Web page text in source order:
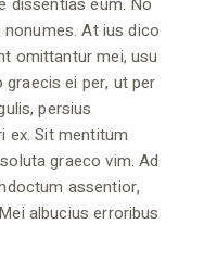
At ius dico
omittantur mei, usu
ei per, ut per
persius
ex. Sit mentitum
graeco vim. Ad
assentior,
albucius erroribus